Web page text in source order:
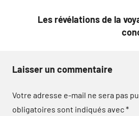
Les révélations de la
Laisser un commentaire
Votre adresse e-mail ne sera pas
obligatoires sont indiqués avec*